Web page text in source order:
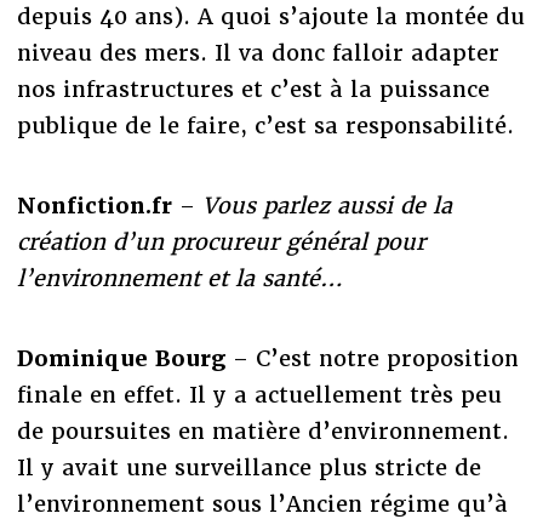
depuis 40 ans). A quoi s’ajoute la montée du
niveau des mers. Il va donc falloir adapter
nos infrastructures et c’est à la puissance
publique de le faire, c’est sa responsabilité.
Nonfiction.fr– Vous parlez aussi de la
création d’un procureur général pour
l’environnement et la santé…
Dominique Bourg– C’est notre proposition
finale en effet. Il y a actuellement très peu
de poursuites en matière d’environnement.
Il y avait une surveillance plus stricte de
l’environnement sous l’Ancien régime qu’à